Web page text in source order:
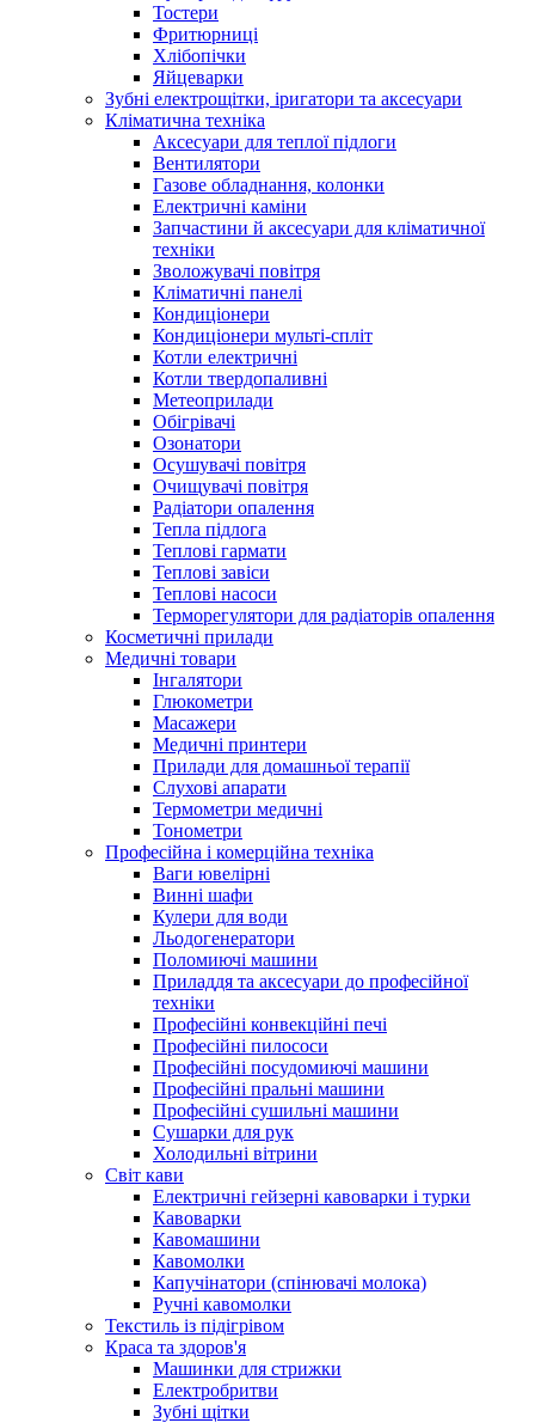
Тостери
Фритюрниці
Хлібопічки
Яйцеварки
Зубні електрощітки, іригатори та аксесуари
Кліматична техніка
Аксесуари для теплої підлоги
Вентилятори
Газове обладнання, колонки
Електричні каміни
Запчастини й аксесуари для кліматичної
техніки
Зволожувачі повітря
Кліматичні панелі
Кондиціонери
Кондиціонери мульті-спліт
Котли електричні
Котли твердопаливні
Метеоприлади
Обігрівачі
Озонатори
Осушувачі повітря
Очищувачі повітря
Радіатори опалення
Тепла підлога
Теплові гармати
Теплові завіси
Теплові насоси
Терморегулятори для радіаторів опалення
Косметичні прилади
Медичні товари
Інгалятори
Глюкометри
Масажери
Медичні принтери
Прилади для домашньої терапії
Слухові апарати
Термометри медичні
Тонометри
Професійна і комерційна техніка
Ваги ювелірні
Винні шафи
Кулери для води
Льодогенератори
Поломиючі машини
Приладдя та аксесуари до професійної
техніки
Професійні конвекційні печі
Професійні пилососи
Професійні посудомиючі машини
Професійні пральні машини
Професійні сушильні машини
Сушарки для рук
Холодильні вітрини
Світ кави
Електричні гейзерні кавоварки і турки
Кавоварки
Кавомашини
Кавомолки
Капучінатори (спінювачі молока)
Ручні кавомолки
Текстиль із підігрівом
Краса та здоров'я
Машинки для стрижки
Електробритви
Зубні щітки